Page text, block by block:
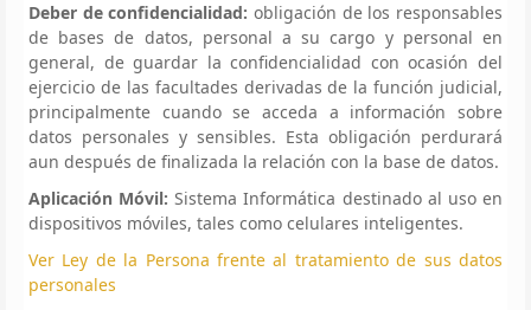
Deber de confidencialidad: obligación de los responsables
de bases de datos, personal a su cargo y personal en
general, de guardar la confidencialidad con ocasión del
ejercicio de las facultades derivadas de la función judicial,
principalmente cuando se acceda a información sobre
datos personales y sensibles. Esta obligación perdurará
aun después de finalizada la relación con la base de datos.
Aplicación Móvil: Sistema Informática destinado al uso en
dispositivos móviles, tales como celulares inteligentes.
Ver Ley de la Persona frente al tratamiento de sus datos
personales